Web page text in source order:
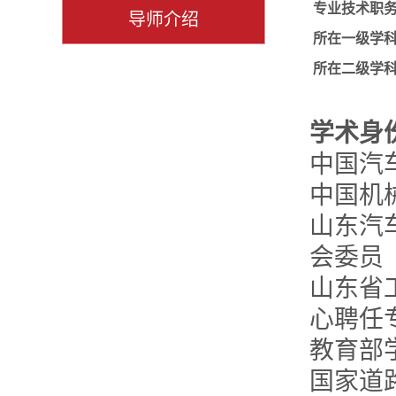
导师介绍
专业技术职
所在一级学
所在二级学
学术身
中国汽
中国机
山东汽
会委员
山东省
心聘任
教育部
国家道